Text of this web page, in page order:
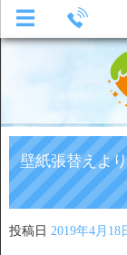
壁紙張替えよ
投稿日 2019年4月18